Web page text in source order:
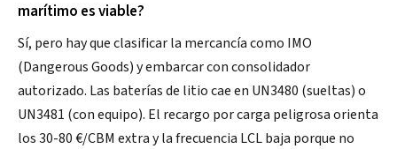
marítimo es viable?
Sí, pero hay que clasificar la mercancía como IMO
(Dangerous Goods) y embarcar con consolidador
autorizado. Las baterías de litio cae en UN3480 (sueltas) o
UN3481 (con equipo). El recargo por carga peligrosa orienta
los 30-80 €/CBM extra y la frecuencia LCL baja porque no